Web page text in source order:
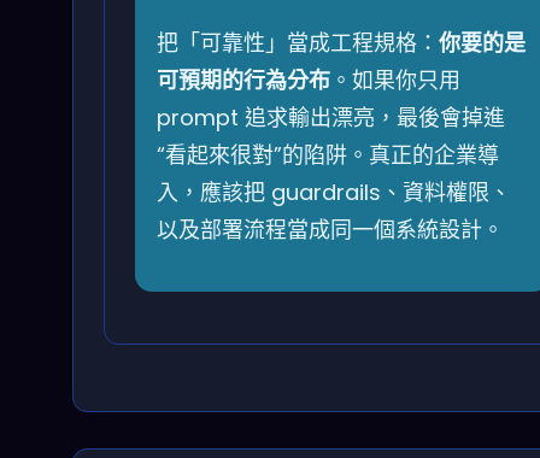
把「可靠性」當成工程規格： 你要的是
可預期的行為分布 。如果你只用
prompt 追求輸出漂亮，最後會掉進
“看起來很對”的陷阱。真正的企業導
入，應該把 guardrails、資料權限、
以及部署流程當成同一個系統設計。